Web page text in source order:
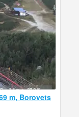
m, Borovets